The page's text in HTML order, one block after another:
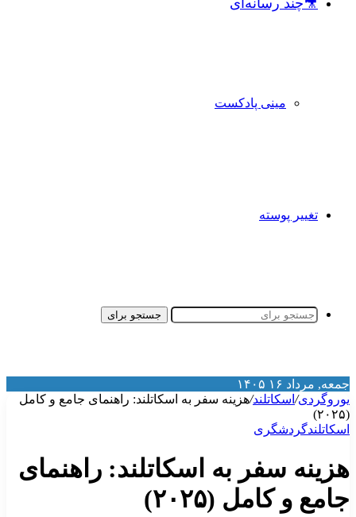
🎥چند رسانه‌ای
مینی پادکست
تغییر پوسته
جستجو برای
مرداد ۱۶ ۱۴۰۵
/اسکاتلند/هزینه سفر به اسکاتلند: راهنمای جامع و کامل
گردشگری
سفر به اسکاتلند: راهنمای
و کامل (۲۰۲۵)